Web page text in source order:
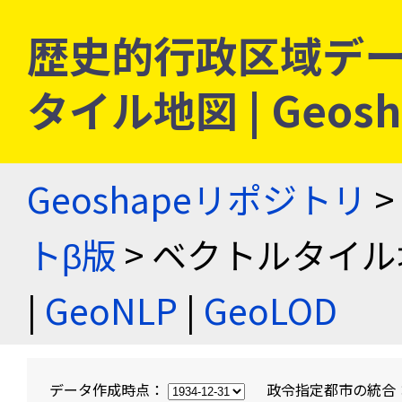
歴史的行政区域デ
タイル地図 |
Geoshapeリポジトリ >
トβ版 > ベクトルタイ
| GeoNLP | GeoLOD
データ作成時点： 政令指定都市の統